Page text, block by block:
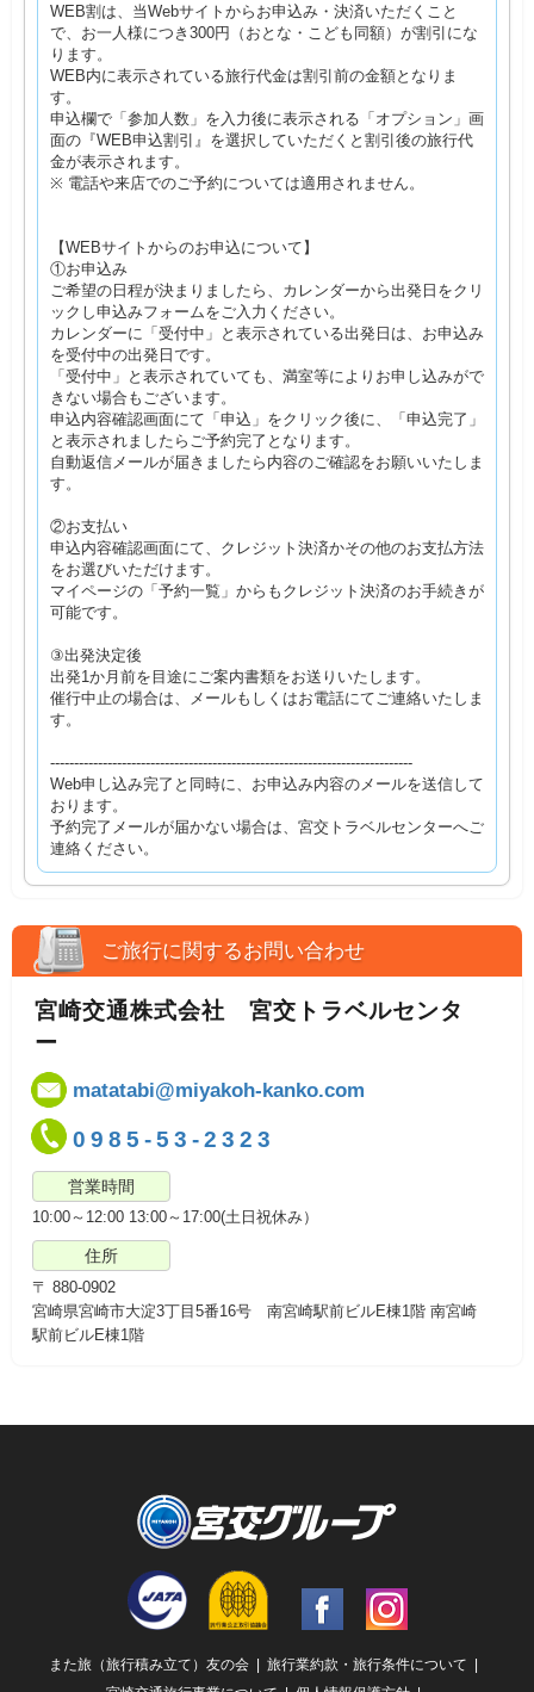
WEB割は、当Webサイトからお申込み・決済いただくこと
で、お一人様につき300円（おとな・こども同額）が割引にな
ります。
WEB内に表示されている旅行代金は割引前の金額となりま
す。
申込欄で「参加人数」を入力後に表示される「オプション」画
面の『WEB申込割引』を選択していただくと割引後の旅行代
金が表示されます。
※ 電話や来店でのご予約については適用されません。
【WEBサイトからのお申込について】
①お申込み
ご希望の日程が決まりましたら、カレンダーから出発日をクリ
ックし申込みフォームをご入力ください。
カレンダーに「受付中」と表示されている出発日は、お申込み
を受付中の出発日です。
「受付中」と表示されていても、満室等によりお申し込みがで
きない場合もございます。
申込内容確認画面にて「申込」をクリック後に、「申込完了」
と表示されましたらご予約完了となります。
自動返信メールが届きましたら内容のご確認をお願いいたしま
す。
②お支払い
申込内容確認画面にて、クレジット決済かその他のお支払方法
をお選びいただけます。
マイページの「予約一覧」からもクレジット決済のお手続きが
可能です。
③出発決定後
出発1か月前を目途にご案内書類をお送りいたします。
催行中止の場合は、メールもしくはお電話にてご連絡いたしま
す。
----------------------------------------------------------------------------
Web申し込み完了と同時に、お申込み内容のメールを送信して
おります。
予約完了メールが届かない場合は、宮交トラベルセンターへご
連絡ください。
ご旅行に関するお問い合わせ
宮崎交通株式会社 宮交トラベルセンタ
ー
0985-53-2323
営業時間
10:00～12:00 13:00～17:00(土日祝休み）
matatabi@miyakoh-kanko.com
住所
〒 880-0902
宮崎県宮崎市大淀3丁目5番16号 南宮崎駅前ビルE棟1階 南宮崎
駅前ビルE棟1階
FacebookInstagram
また旅（旅行積み立て）友の会
旅行業約款・旅行条件について